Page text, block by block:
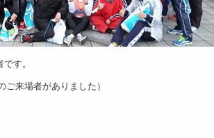
す。
ご来場者がありました）